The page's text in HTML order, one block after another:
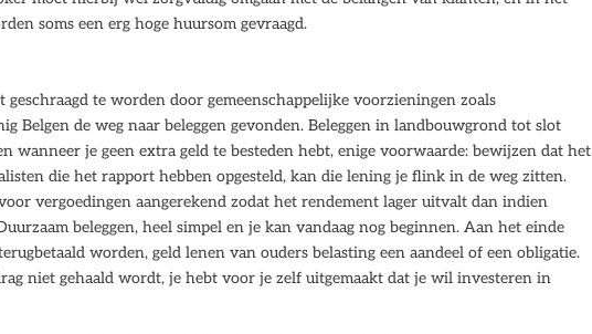
soms een erg hoge huursom gevraagd.
te worden door gemeenschappelijke voorzieningen zoals
Belgen de weg naar beleggen gevonden. Beleggen in landbouwgrond tot slot
wanneer je geen extra geld te besteden hebt, enige voorwaarde: bewijzen dat het
die het rapport hebben opgesteld, kan die lening je flink in de weg zitten.
vergoedingen aangerekend zodat het rendement lager uitvalt dan indien
beleggen, heel simpel en je kan vandaag nog beginnen. Aan het einde
worden, geld lenen van ouders belasting een aandeel of een obligatie.
niet gehaald wordt, je hebt voor je zelf uitgemaakt dat je wil investeren in